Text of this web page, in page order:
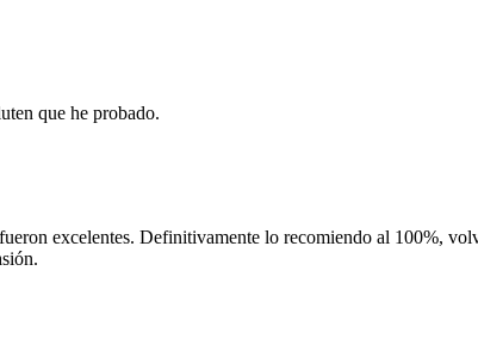
que he probado.
excelentes. Definitivamente lo recomiendo al 100%,